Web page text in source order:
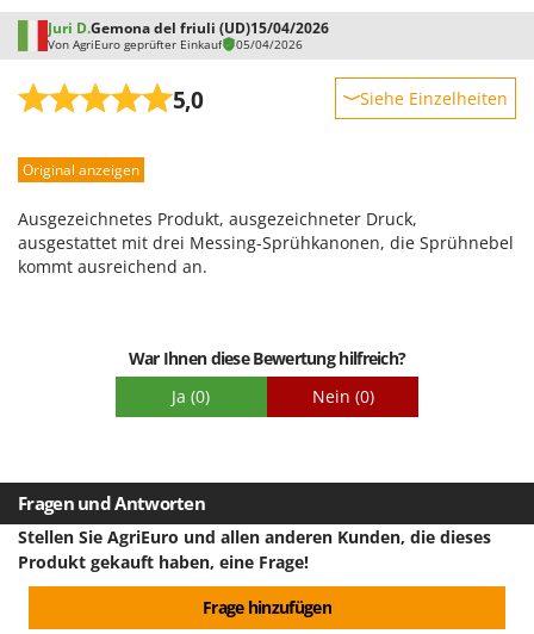
Spiralmac
Spring Protezione
Spyro
Stanley
Stiga
Sunseeker
Tellarini Pompe
Tineco
Titania
Tornado
Tre Spade
Trev - Abrek - TecnoVIR
Juri D.Gemona del friuli (UD)15/04/2026
Von AgriEuro geprüfter Einkauf 05/04/2026
5,0 Siehe Einzelheiten
Leistung
Qualität / Preis
Schwierigkeitsgrad Zusammenbau
Original anzeigen
Ausgezeichnetes Produkt, ausgezeichneter Druck,
ausgestattet mit drei Messing-Sprühkanonen, die Sprühnebel
kommt ausreichend an.
War Ihnen diese Bewertung hilfreich?
Ja (0) Nein (0)
Fragen und Antworten
Stellen Sie AgriEuro und allen anderen Kunden, die dieses
Produkt gekauft haben, eine Frage!
Frage hinzufügen